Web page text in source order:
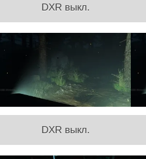
DXR выкл.
DXR выкл.